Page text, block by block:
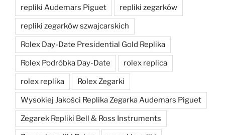
repliki Audemars Piguet repliki zegarków
repliki zegarków szwajcarskich
Rolex Day-Date Presidential Gold Replika
Rolex Podróbka Day-Date rolex replica
rolex replika Rolex Zegarki
Wysokiej Jakości Replika Zegarka Audemars Piguet
Zegarek Repliki Bell & Ross Instruments